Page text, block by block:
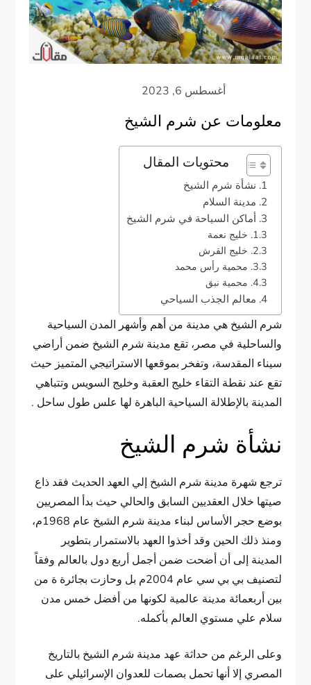
معلومات عن شرم الشيخ
محتويات المقال
نشأة شرم الشيخ
مدينة السلام
أماكن السياحة في شرم الشيخ
خليج نعمة
خليج القرش
محمية رأس محمد
محمية نبق
معالم الجذب السياحي
شرم الشيخ هي مدينة من أهم وأشهر المدن السياحية
والساحلية في مصر، تقع مدينة شرم الشيخ ضمن أراضي
سيناء المقدسة، وتفخر بموقعها الاستراتيجي المتميز حيث
تقع عند نقطة التقاء خليج العقبة وخليج السويس وتتباهي
المدينة بالإطلالة السياحية الباهرة لها علس طول ساحل .
نشأة شرم الشيخ
ترجع شهرة مدينة شرم الشيخ إلي العهد الحديث فقد ذاع
صيتها خلال العقديين السابق والحالي حيث بدأ المصريين
بوضع حجر الأساس لبناء مدينة شرم الشيخ عام 1968م،
ومنذ ذلك الحين وقد أخذوا العهد بالاستمرار بتطوير
المدينة إلى أن أضحت ضمن أجمل أربع دول بالعالم وفقاً
لتصنيف بي بي سي عام 2004م بل وحازت بجائرة ة من
بين أربعمائة مدينة عالمية لكونها من أفضل خمس مدن
سلام علي مستوي العالم بأكمله.
وعلى الرغم من حداثة عهد مدينة شرم الشيخ بالتاريخ
المصري إلا أنها تحمل بصمات للعدوان الإسرائيلي على